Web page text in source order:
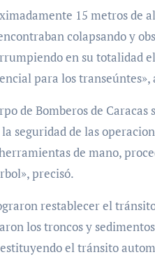
15 metros de
colapsando y
en su totalidad
para los transeúntes»,
de Bomberos de
seguridad de las
de mano,
precisó.
restablecer el
los troncos y
el tránsito